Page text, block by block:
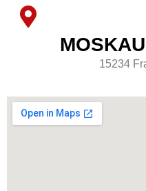
15234